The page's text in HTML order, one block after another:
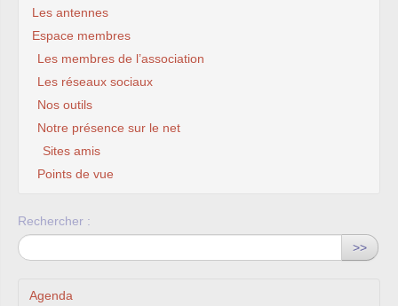
Les antennes
Espace membres
Les membres de l’association
Les réseaux sociaux
Nos outils
Notre présence sur le net
Sites amis
Points de vue
Rechercher :
>>
Agenda